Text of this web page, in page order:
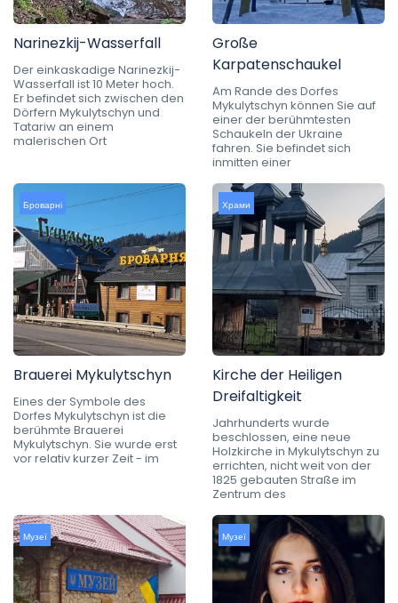
Narinezkij-Wasserfall
Der einkaskadige Narinezkij-
Wasserfall ist 10 Meter hoch.
Er befindet sich zwischen den
Dörfern Mykulytschyn und
Tatariw an einem
malerischen Ort
Große
Karpatenschaukel
Am Rande des Dorfes
Mykulytschyn können Sie auf
einer der berühmtesten
Schaukeln der Ukraine
fahren. Sie befindet sich
inmitten einer
Броварні
Brauerei Mykulytschyn
Eines der Symbole des
Dorfes Mykulytschyn ist die
berühmte Brauerei
Mykulytschyn. Sie wurde erst
vor relativ kurzer Zeit - im
Храми
Kirche der Heiligen
Dreifaltigkeit
Jahrhunderts wurde
beschlossen, eine neue
Holzkirche in Mykulytschyn zu
errichten, nicht weit von der
1825 gebauten Straße im
Zentrum des
Музеї Музеї